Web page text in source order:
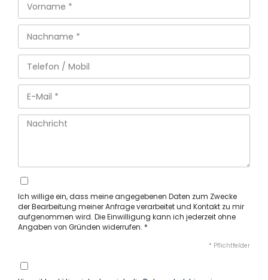
Ich willige ein, dass meine angegebenen Daten zum Zwecke
der Bearbeitung meiner Anfrage verarbeitet und Kontakt zu mir
aufgenommen wird. Die Einwilligung kann ich jederzeit ohne
Angaben von Gründen widerrufen. *
* Pflichtfelder